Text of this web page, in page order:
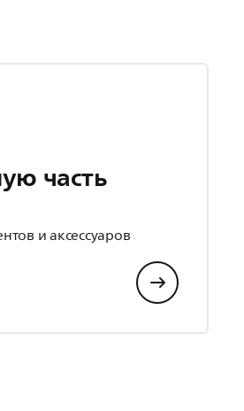
часть
и аксессуаров